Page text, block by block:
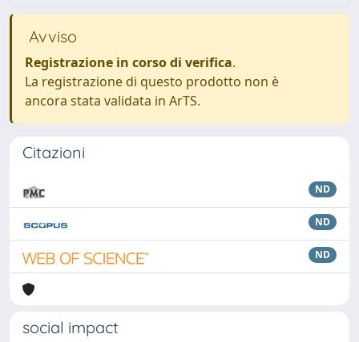
Avviso
Registrazione in corso di verifica.
La registrazione di questo prodotto non è
ancora stata validata in ArTS.
Citazioni
ND
ND
ND
social impact